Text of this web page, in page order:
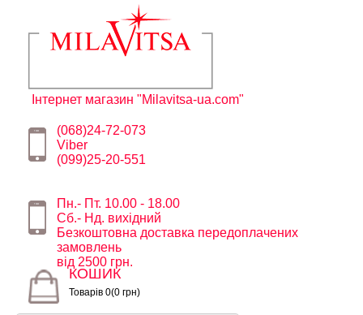
Інтернет магазин "Milavitsa-ua.com"
(068)24-72-073
Viber
(099)25-20-551
Пн.- Пт. 10.00 - 18.00
Сб.- Нд. вихідний
Безкоштовна доставка передоплачених
замовлень
від 2500 грн.
КОШИК
Товарів 0(0 грн)